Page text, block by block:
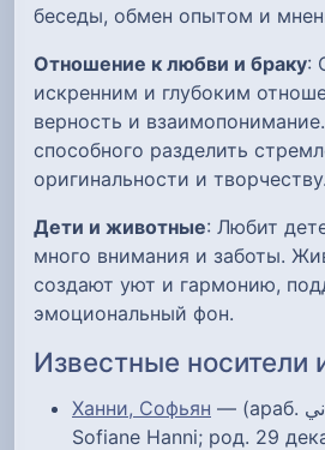
беседы, обмен опытом и
Отношение к любви и браку:
искренним и глубоким
верность и
способного разделить
оригинальности и творчеству.
Дети и животные: Любит
много внимания и заботы.
создают уют и гармонию,
эмоциональный фон.
Известные носители
Ханни, Софьян — (араб. سفيان هاني‎, фр.
Sofiane Hanni; род. 29